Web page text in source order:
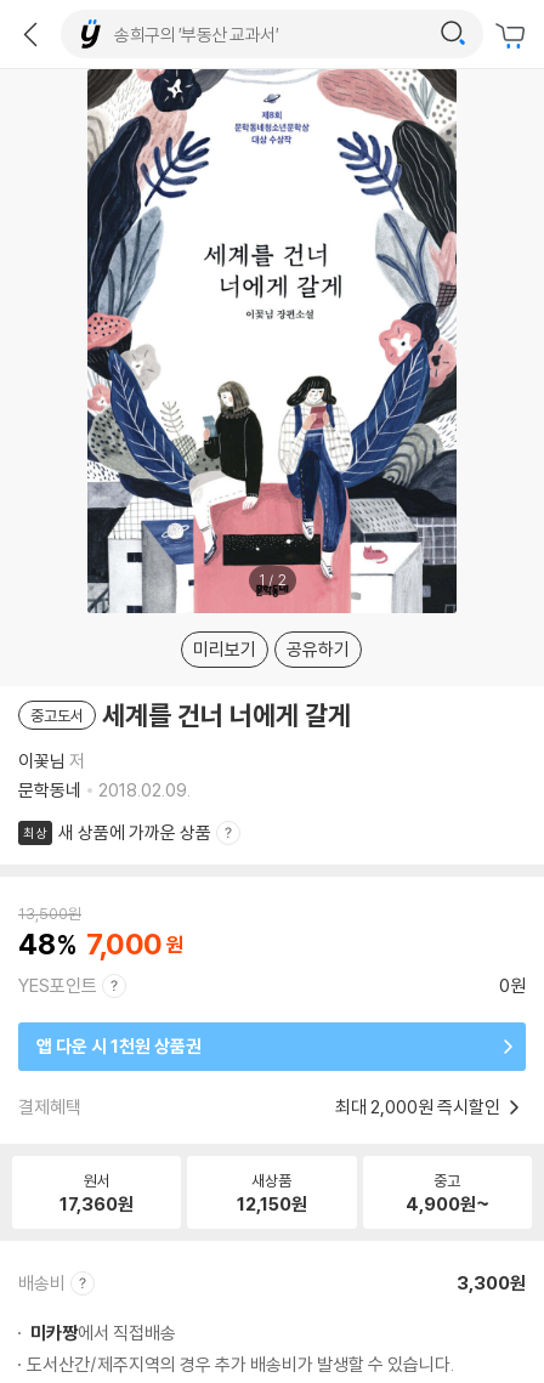
1 / 2
미리보기 공유하기
중고도서 세계를 건너 너에게 갈게
이꽃님 저
문학동네
2018.02.09.
최상 새 상품에 가까운 상품
13,500원
48 7,000
YES포인트 0원
앱 다운 시 1천원 상품권
결제혜택 최대 2,000원 즉시할인
원서
17,360원
새상품
12,150원
중고
4,900원~
배송비 3,300원
미카짱에서 직접배송
도서산간/제주지역의 경우 추가 배송비가 발생할 수 있습니다.